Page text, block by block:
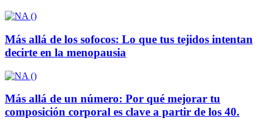
Más allá de los sofocos: Lo que tus tejidos intentan
decirte en la menopausia
Más allá de un número: Por qué mejorar tu
composición corporal es clave a partir de los 40.